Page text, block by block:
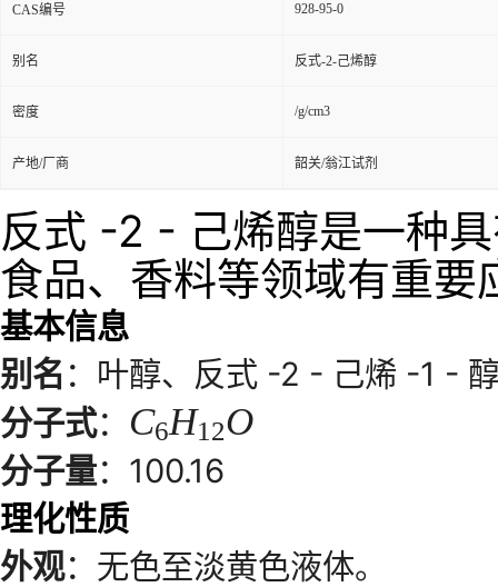
CAS编号 928-95-0
别名 反式-2-己烯醇
密度 /g/cm3
产地/厂商 韶关/翁江试剂
反式 -2 - 己烯醇是一种
食品、香料等领域有重
基本信息
别名 ：叶醇、反式 -2 - 己烯 -1 -
分子式： C6H12O
分子量：100.16
理化性质
外观：无色至淡黄色液体。